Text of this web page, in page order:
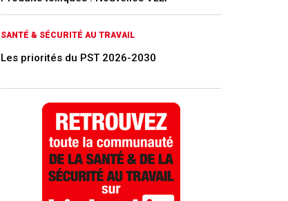
SANTÉ & SÉCURITÉ AU TRAVAIL
Les priorités du PST 2026-2030